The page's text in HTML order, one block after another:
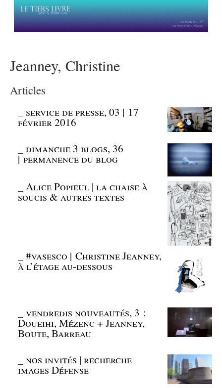
Jeanney, Christine
Articles
service de presse, 03 | 17
février 2016
_dimanche 3 blogs, 36
| permanence du blog
_Alice Popieul | la chaise à
soucis & autres textes
_#vasesco | Christine Jeanney,
à l’étage au-dessous
_vendredis nouveautés, 3 :
Doueihi, Mézenc + Jeanney,
Boute, Barreau
_nos invités | recherche
images Défense